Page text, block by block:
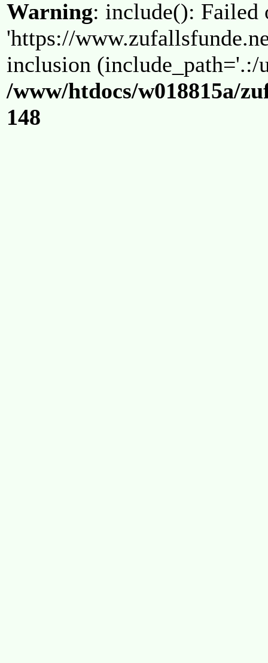
Warning: include(): Failed
'https://
inclusion (include_path='.:/
/www/htdocs/w018815a/
148